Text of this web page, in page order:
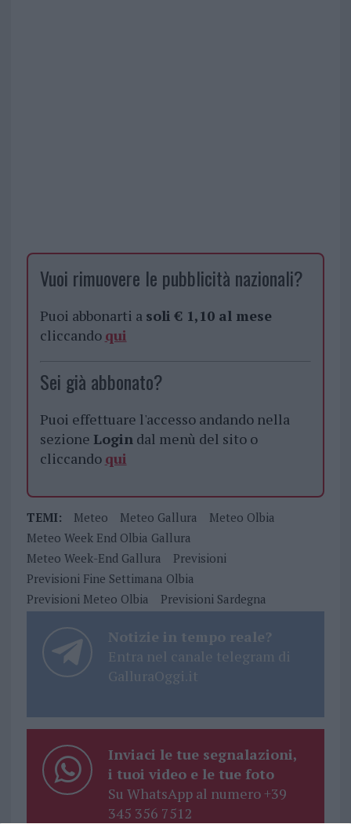
Vuoi rimuovere le pubblicità nazionali?
Puoi abbonarti a soli € 1,10 al mese
cliccando qui
Sei già abbonato?
Puoi effettuare l'accesso andando nella
sezione Logindal menù del sito o
cliccando qui
TEMI: Meteo Meteo Gallura
Meteo Olbia
Meteo Week End Olbia Gallura
Meteo Week-End Gallura
Previsioni
Previsioni Fine Settimana Olbia
Previsioni Meteo Olbia
Previsioni Sardegna
Notizie in tempo reale?
Entra nel canale telegram di
GalluraOggi.it
Inviaci le tue segnalazioni,
i tuoi video e le tue foto
Su WhatsApp al numero +39
345 356 7512